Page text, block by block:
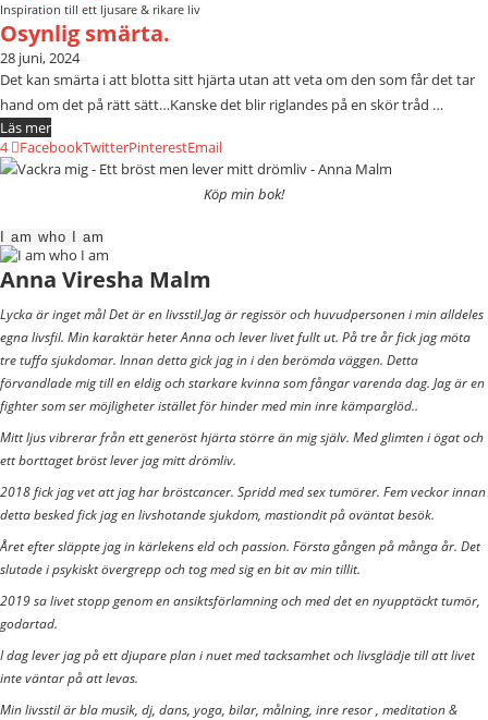
Inspiration till ett ljusare & rikare liv
Osynlig smärta.
28 juni, 2024
Det kan smärta i att blotta sitt hjärta utan att veta om den som får det tar
hand om det på rätt sätt…Kanske det blir riglandes på en skör tråd …
Läs mer
4
FacebookTwitterPinterestEmail
Köp min bok!
I am who I am
Anna Viresha Malm
Lycka är inget mål Det är en livsstil.Jag är regissör och huvudpersonen i min alldeles
egna livsfil. Min karaktär heter Anna och lever livet fullt ut. På tre år fick jag möta
tre tuffa sjukdomar. Innan detta gick jag in i den berömda väggen. Detta
förvandlade mig till en eldig och starkare kvinna som fångar varenda dag. Jag är en
fighter som ser möjligheter istället för hinder med min inre kämparglöd..
Mitt ljus vibrerar från ett generöst hjärta större än mig själv. Med glimten i ögat och
ett borttaget bröst lever jag mitt drömliv.
2018 fick jag vet att jag har bröstcancer. Spridd med sex tumörer. Fem veckor innan
detta besked fick jag en livshotande sjukdom, mastiondit på oväntat besök.
Året efter släppte jag in kärlekens eld och passion. Första gången på många år. Det
slutade i psykiskt övergrepp och tog med sig en bit av min tillit.
2019 sa livet stopp genom en ansiktsförlamning och med det en nyupptäckt tumör,
godartad.
I dag lever jag på ett djupare plan i nuet med tacksamhet och livsglädje till att livet
inte väntar på att levas.
Min livsstil är bla musik, dj, dans, yoga, bilar, målning, inre resor , meditation &